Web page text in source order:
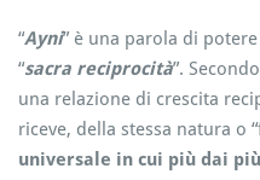
“Ayni” è una parola di
“sacra reciprocità”.
una relazione di crescita
riceve, della stessa natura o
universale in cui più dai